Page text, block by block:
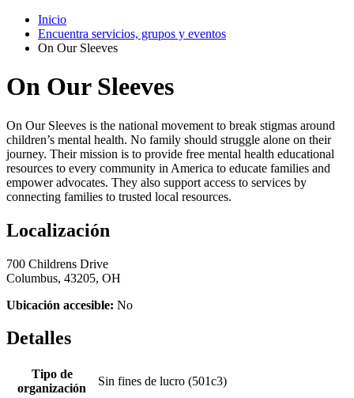
Inicio
Encuentra servicios, grupos y eventos
On Our Sleeves
On Our Sleeves
On Our Sleeves is the national movement to break stigmas around
children’s mental health. No family should struggle alone on their
journey. Their mission is to provide free mental health educational
resources to every community in America to educate families and
empower advocates. They also support access to services by
connecting families to trusted local resources.
Localización
700 Childrens Drive
Columbus, 43205, OH
Ubicación accesible: No
Detalles
Tipo de
organización
Sin fines de lucro (501c3)